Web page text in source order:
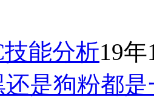
技能分析19
是狗粉都